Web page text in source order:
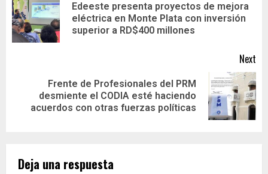
Edeeste presenta proyectos de mejora
eléctrica en Monte Plata con inversión
superior a RD$400 millones
Next
Frente de Profesionales del PRM
desmiente el CODIA esté haciendo
acuerdos con otras fuerzas políticas
Deja una respuesta